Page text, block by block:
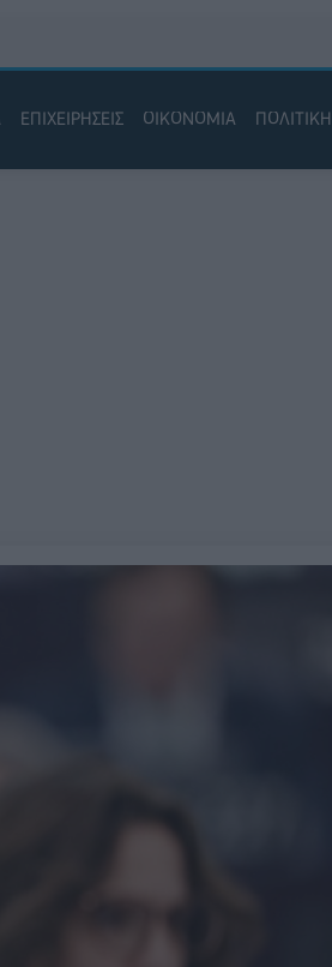
ΕΠΙΧΕΙΡΗΣΕΙΣ ΟΙΚΟΝΟΜΙΑ ΠΟΛΙΤΙΚΗ